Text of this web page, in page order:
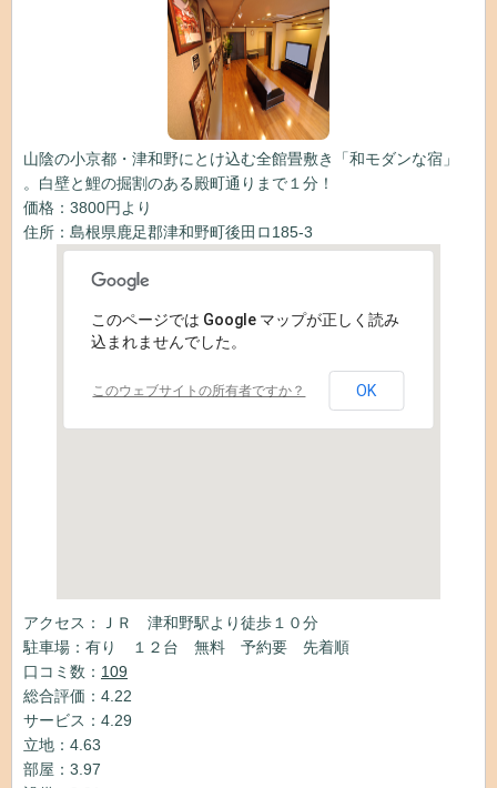
山陰の小京都・津和野にとけ込む全館畳敷き「和モダンな宿」
。白壁と鯉の掘割のある殿町通りまで１分！
価格：3800円より
住所：島根県鹿足郡津和野町後田ロ185-3
このページでは Google マップが正しく読み
込まれませんでした。
このウェブサイトの所有者ですか？ OK
アクセス：ＪＲ 津和野駅より徒歩１０分
駐車場：有り １２台 無料 予約要 先着順
口コミ数： 109
総合評価：4.22
サービス：4.29
立地：4.63
部屋：3.97